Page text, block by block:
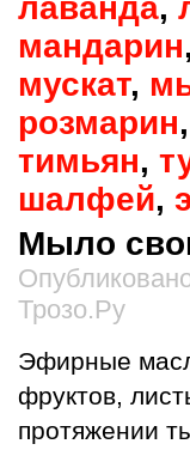
лаванда,
мандарин,
мускат,
розмарин,
тимьян,
шалфей,
Мыло
Трозо.Ру
Эфирные
фруктов,
протяжении